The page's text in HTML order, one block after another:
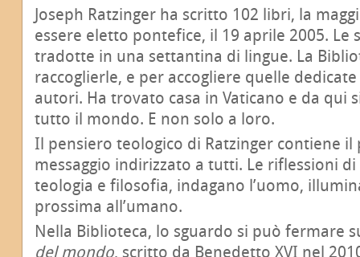
Joseph Ratzinger ha scritto 102 libri, la
essere eletto pontefice, il 19 aprile 2005. Le
tradotte in una settantina di lingue. La
raccoglierle, e per accogliere quelle
autori. Ha trovato casa in Vaticano e da qui
tutto il mondo. E non solo a loro.
Il pensiero teologico di Ratzinger contiene
messaggio indirizzato a tutti. Le riflessioni
teologia e filosofia, indagano l’uomo,
prossima all’umano.
Nella Biblioteca, lo sguardo si può fermare
del mondo, scritto da Benedetto XVI nel